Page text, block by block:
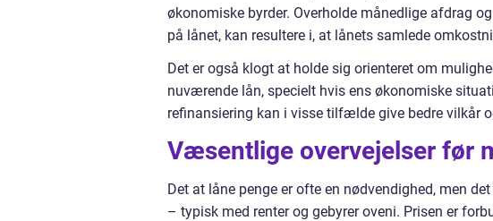
økonomiske byrder. Overholde månedlige afdrag
på lånet, kan resultere i, at lånets samlede
Det er også klogt at holde sig orienteret om
nuværende lån, specielt hvis ens økonomiske
refinansiering kan i visse tilfælde give bedre vilkår
Væsentlige overvejelser før
Det at låne penge er ofte en nødvendighed, men
– typisk med renter og gebyrer oveni. Prisen er